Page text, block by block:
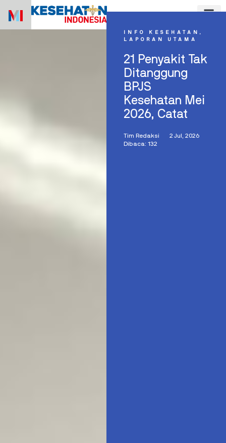
INFO KESEHATAN,
LAPORAN UTAMA
21 Penyakit Tak
Ditanggung
BPJS
Kesehatan Mei
2026, Catat
Tim Redaksi
2 Jul, 2026
Dibaca: 132